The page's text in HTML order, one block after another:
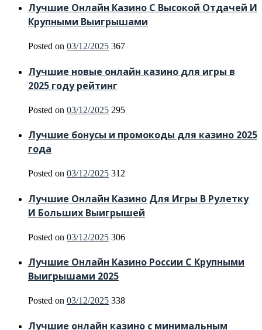
Лучшие Онлайн Казино С Высокой Отдачей И
Крупными Выигрышами
Posted on 03/12/2025 367
Лучшие новые онлайн казино для игры в
2025 году рейтинг
Posted on 03/12/2025 295
Лучшие бонусы и промокоды для казино 2025
года
Posted on 03/12/2025 312
Лучшие Онлайн Казино Для Игры В Рулетку
И Больших Выигрышей
Posted on 03/12/2025 306
Лучшие Онлайн Казино России С Крупными
Выигрышами 2025
Posted on 03/12/2025 338
Лучшие онлайн казино с минимальным